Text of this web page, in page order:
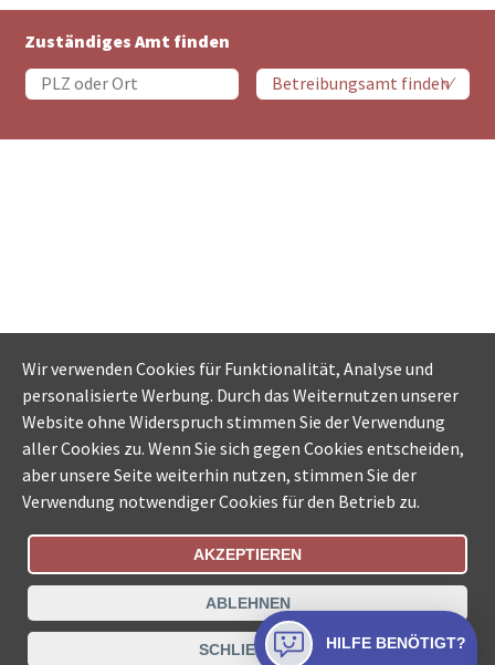
Zuständiges Amt finden
Bestellungsstatus Ämtersuche der Schweiz
Datenschutz Impressum Nutzungsbestimmungen
Wir verwenden Cookies für Funktionalität, Analyse und
personalisierte Werbung. Durch das Weiternutzen unserer
Website ohne Widerspruch stimmen Sie der Verwendung
aller Cookies zu. Wenn Sie sich gegen Cookies entscheiden,
aber unsere Seite weiterhin nutzen, stimmen Sie der
Verwendung notwendiger Cookies für den Betrieb zu.
AKZEPTIEREN
ABLEHNEN
SCHLIESSEN HILFE BENÖTIGT?